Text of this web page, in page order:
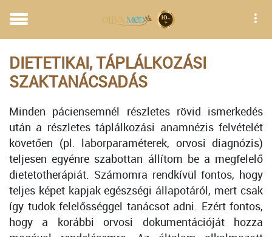
DIETETIKAI, TÁPLÁLKOZÁSI
SZAKTANÁCSADÁS
Minden páciensemnél részletes rövid ismerkedés
után a részletes táplálkozási anamnézis felvételét
követően (pl. laborparaméterek, orvosi diagnózis)
teljesen egyénre szabottan állítom be a megfelelő
dietetotherápiát. Számomra rendkívül fontos, hogy
teljes képet kapjak egészségi állapotáról, mert csak
így tudok felelősséggel tanácsot adni. Ezért fontos,
hogy a korábbi orvosi dokumentációját hozza